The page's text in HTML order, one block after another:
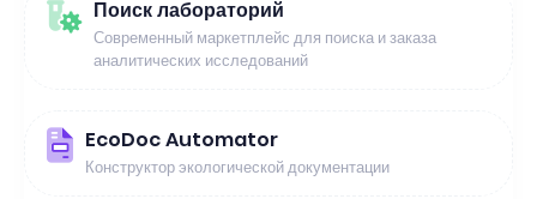
Поиск лабораторий
Современный маркетплейс для поиска и заказа
аналитических исследований
EcoDoc Automator
Конструктор экологической документации